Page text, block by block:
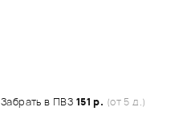
Забрать в ПВЗ 151 р. (от 5 д.)